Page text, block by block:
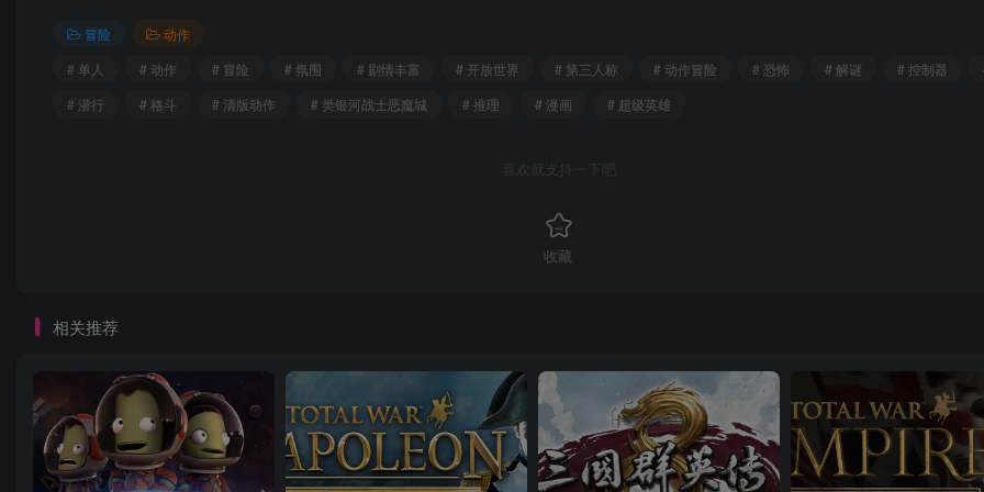
冒险
动作
# 单人
# 动作 # 冒险 # 氛围 # 剧情丰富 # 开放世界 # 第三人称 # 动作冒险 # 恐怖 # 解谜 # 控制器
# 潜行
# 格斗 # 清版动作 # 类银河战士恶魔城 # 推理 # 漫画 # 超级英雄
喜欢就支持一下吧
收藏
相关推荐